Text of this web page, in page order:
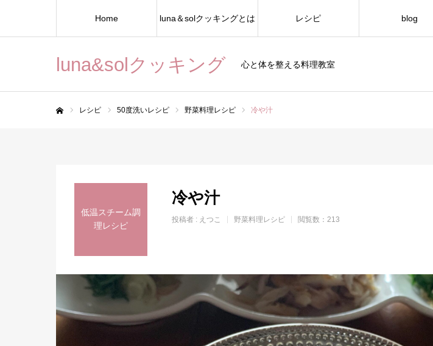
luna&solクッキング 心と体を整える料理教室
Home luna＆solクッキングとは レシピ blog
レシピ 50度洗いレシピ 野菜料理レシピ 冷や汁
低温スチーム調
理レシピ
冷や汁
投稿者 : えつこ 野菜料理レシピ 閲覧数：213